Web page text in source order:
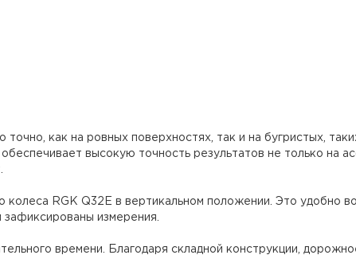
как на ровных поверхностях, так и на бугристых, таких
высокую точность результатов не только на
RGK Q32E в вертикальном положении. Это удобно
зафиксированы измерения.
времени. Благодаря складной конструкции,